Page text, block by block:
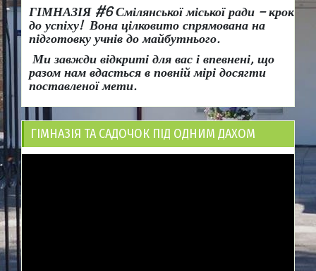
ГІМНАЗІЯ #6 Смілянської міської ради – крок
до успіху! Вона цілковито спрямована на
підготовку учнів до майбутнього.
Ми завжди відкриті для вас і впевнені, що
разом нам вдасться в повній мірі досягти
поставленої мети.
ГІМНАЗІЯ ТА САДОЧОК ПІД ОДНИМ ДАХОМ